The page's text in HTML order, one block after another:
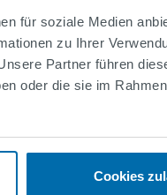
für soziale Medien
zu Ihrer
Partner führen
oder die sie im
Cookies